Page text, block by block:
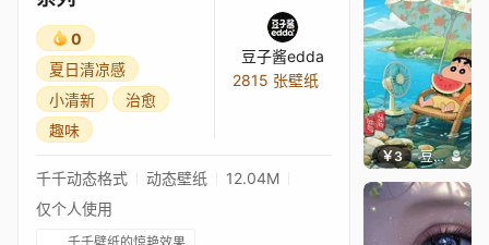
0
夏日清凉感
小清新
治愈
趣味
豆子酱edda
2815 张壁纸
千千动态格式 动态壁纸
12.04M
仅个人使用
￥3 豆子酱edda